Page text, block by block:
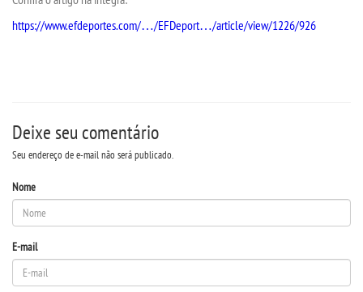
SEGUNDA GRADUAÇÃO
EDITAL - ADENDO 1
DESTAQUES
https://www.efdeportes.com/…/EFDeport…/article/view/1226/926
Deixe seu comentário
Seu endereço de e-mail não será publicado.
Nome
E-mail